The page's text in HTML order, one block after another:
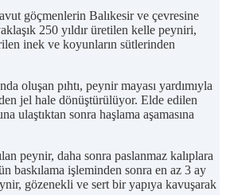
göçmenlerin Balıkesir ve çevresine
250 yıldır üretilen kelle peyniri,
inek ve koyunların sütlerinden
oluşan pıhtı, peynir mayası yardımıyla
jel hale dönüştürülüyor. Elde edilen
ulaştıktan sonra haşlama aşamasına
peynir, daha sonra paslanmaz kalıplara
baskılama işleminden sonra en az 3 ay
gözenekli ve sert bir yapıya kavuşarak